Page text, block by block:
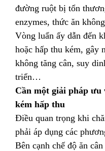
đường ruột bị tổn
enzymes, thức ăn
Vòng luẩn ấy dẫn đến
hoặc hấp thu kém, gây
không tăng cân, suy
triển…
Cần một giải pháp
kém hấp thu
Điều quan trọng khi
phải áp dụng các
Bên cạnh chế độ ăn